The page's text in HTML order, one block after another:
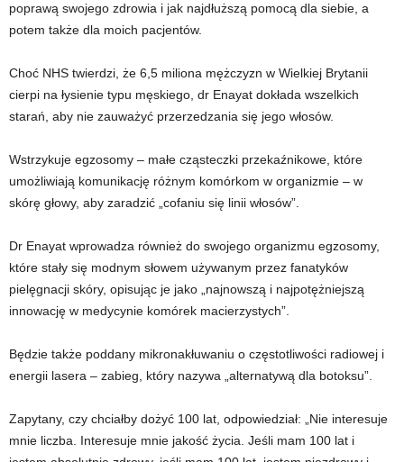
poprawą swojego zdrowia i jak najdłuższą pomocą dla siebie, a
potem także dla moich pacjentów.
Choć NHS twierdzi, że 6,5 miliona mężczyzn w Wielkiej Brytanii
cierpi na łysienie typu męskiego, dr Enayat dokłada wszelkich
starań, aby nie zauważyć przerzedzania się jego włosów.
Wstrzykuje egzosomy – małe cząsteczki przekaźnikowe, które
umożliwiają komunikację różnym komórkom w organizmie – w
skórę głowy, aby zaradzić „cofaniu się linii włosów”.
Dr Enayat wprowadza również do swojego organizmu egzosomy,
które stały się modnym słowem używanym przez fanatyków
pielęgnacji skóry, opisując je jako „najnowszą i najpotężniejszą
innowację w medycynie komórek macierzystych”.
Będzie także poddany mikronakłuwaniu o częstotliwości radiowej i
energii lasera – zabieg, który nazywa „alternatywą dla botoksu”.
Zapytany, czy chciałby dożyć 100 lat, odpowiedział: „Nie interesuje
mnie liczba. Interesuje mnie jakość życia. Jeśli mam 100 lat i